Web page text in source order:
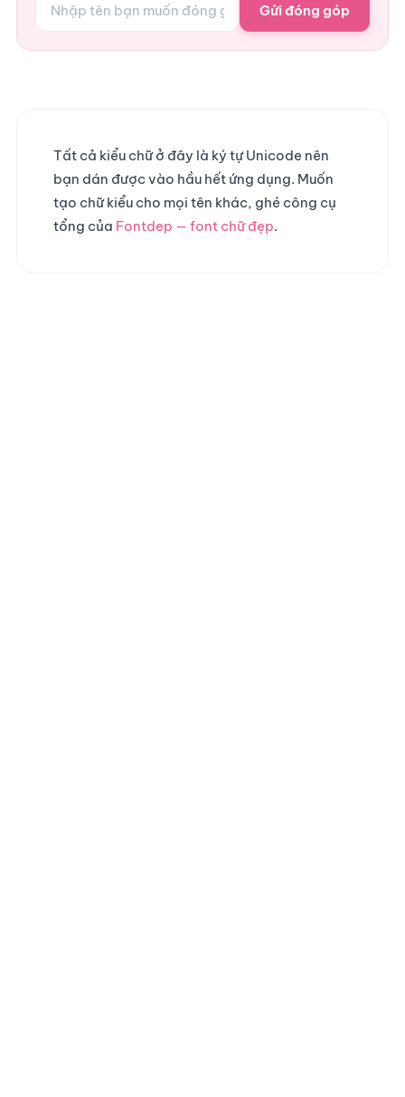
Gửi đóng góp
Tất cả kiểu chữ ở đây là ký tự Unicode nên
bạn dán được vào hầu hết ứng dụng. Muốn
tạo chữ kiểu cho mọi tên khác, ghé công cụ
tổng của Fontdep — font chữ đẹp.